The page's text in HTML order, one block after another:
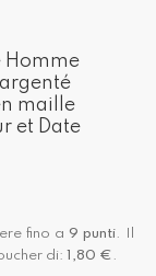
Homme
maille
et Date
fino a 9 punti. Il
di: 1,80 € .